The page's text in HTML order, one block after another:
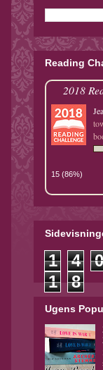
Reading
2018
15 (86%)
1 4 0
1
8
Ugens